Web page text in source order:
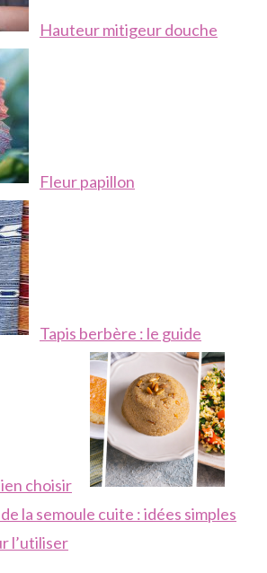
Hauteur mitigeur douche
Fleur papillon
Tapis berbère : le guide
choisir
la semoule cuite : idées simples
l’utiliser